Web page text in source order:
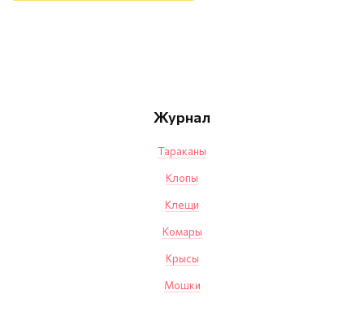
Журнал
Тараканы
Клопы
Клещи
Комары
Крысы
Мошки